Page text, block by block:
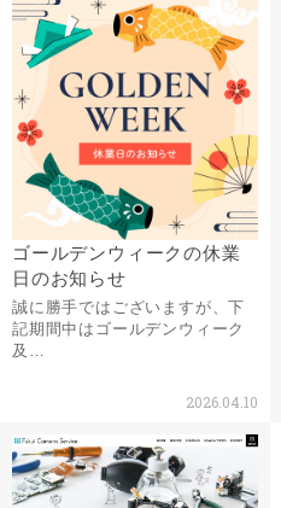
ゴールデンウィークの休業
日のお知らせ
誠に勝手ではございますが、下
記期間中はゴールデンウィーク
及…
2026.04.10